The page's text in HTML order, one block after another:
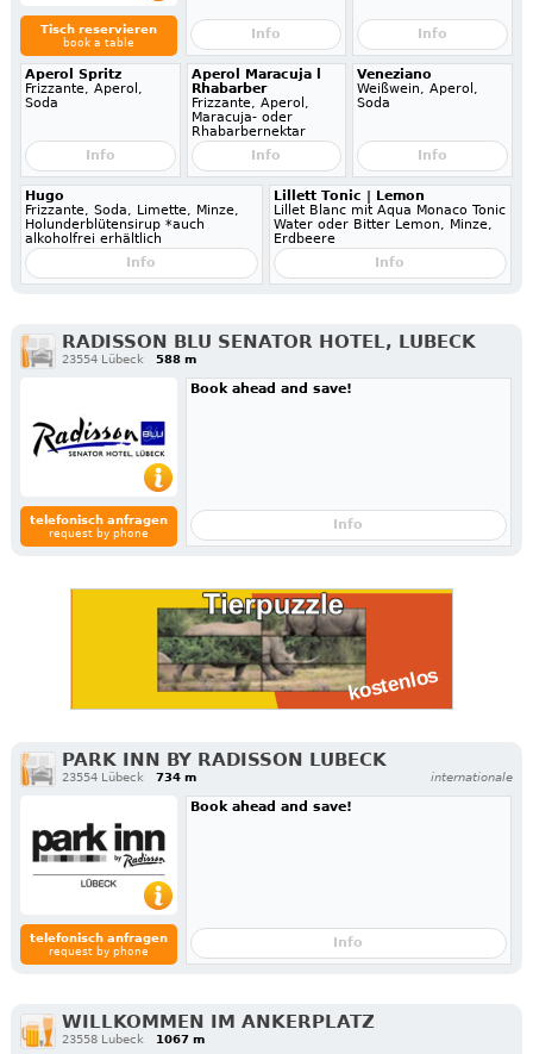
Tisch reservieren
book a table
Info Info
Aperol Spritz
Frizzante, Aperol,
Soda
Info
Aperol Maracuja l
Rhabarber
Frizzante, Aperol,
Maracuja- oder
Rhabarbernektar
Info
Veneziano
Weißwein, Aperol,
Soda
Info
Hugo
Frizzante, Soda, Limette, Minze,
Holunderblütensirup *auch
alkoholfrei erhältlich
Info
Lillett Tonic | Lemon
Lillet Blanc mit Aqua Monaco Tonic
Water oder Bitter Lemon, Minze,
Erdbeere
Info
RADISSON BLU SENATOR HOTEL, LUBECK
23554 Lübeck 588 m
telefonisch anfragen
request by phone
Book ahead and save!
Info
PARK INN BY RADISSON LUBECK
23554 Lübeck 734 m internationale
telefonisch anfragen
request by phone
Book ahead and save!
Info
WILLKOMMEN IM ANKERPLATZ
23558 Lubeck 1067 m